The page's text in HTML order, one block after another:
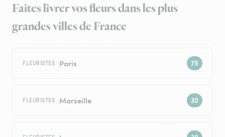
Faites livrer vos fleurs dans les plus
grandes villes de France
FLEURISTES Paris
FLEURISTES Marseille